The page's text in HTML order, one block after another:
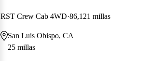
RST Crew Cab 4WD 86,121 millas
San Luis Obispo, CA
25 millas